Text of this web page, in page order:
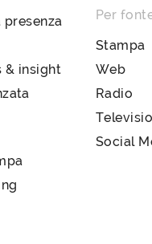
& insight
Per
Stampa
Web
Radio
Social